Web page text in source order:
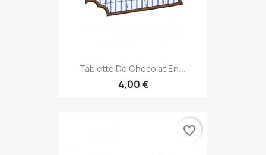
Tablette De Chocolat En...
4,00 €
favorite_border